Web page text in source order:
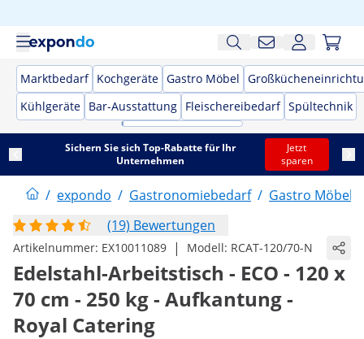
Marktbedarf Kochgeräte Gastro Möbel
Kühlgeräte Bar-Ausstattung Fleischereibedarf Spültechnik
Sichern Sie sich Top-Rabatte für Ihr
Unternehmen
Jetzt
sparen
/ expondo / Gastronomiebedarf / Gastro Möbel
(19) Bewertungen
Artikelnummer: EX10011089 | Modell: RCAT-120/70-N
Edelstahl-Arbeitstisch - ECO - 120 x
70 cm - 250 kg - Aufkantung -
Royal Catering